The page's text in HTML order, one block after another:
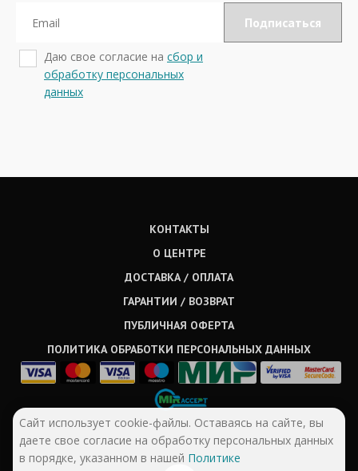
Даю свое согласие на сбор и
обработку персональных
данных
КОНТАКТЫ
О ЦЕНТРЕ
ДОСТАВКА / ОПЛАТА
ГАРАНТИИ / ВОЗВРАТ
ПУБЛИЧНАЯ ОФЕРТА
ПОЛИТИКА ОБРАБОТКИ ПЕРСОНАЛЬНЫХ ДАННЫХ
Сайт использует cookie-файлы. Оставаясь на сайте, вы
даете свое согласие на обработку персональных данных
в порядке, указанном в нашей Политике